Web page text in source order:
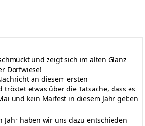
und zeigt sich im alten Glanz
Dorfwiese!
an diesem ersten
tröstet etwas über die Tatsache, dass es
und kein Maifest in diesem Jahr geben
Jahr haben wir uns dazu entschieden